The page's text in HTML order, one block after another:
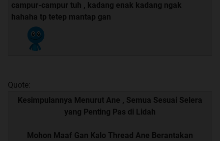
campur-campur tuh , kadang enak kadang ngak
hahaha tp tetep mantap gan
Quote:
Kesimpulannya Menurut Ane , Semua Sesuai Selera
yang Penting Pas di Lidah
Mohon Maaf Gan Kalo Thread Ane Berantakan